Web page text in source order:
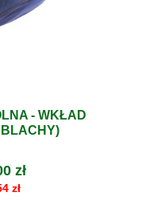
- WKŁAD
zł
zł